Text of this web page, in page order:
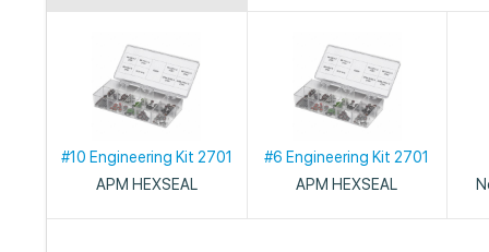
#10 Engineering Kit 2701
APM HEXSEAL
#6 Engineering Kit 2701
APM HEXSEAL